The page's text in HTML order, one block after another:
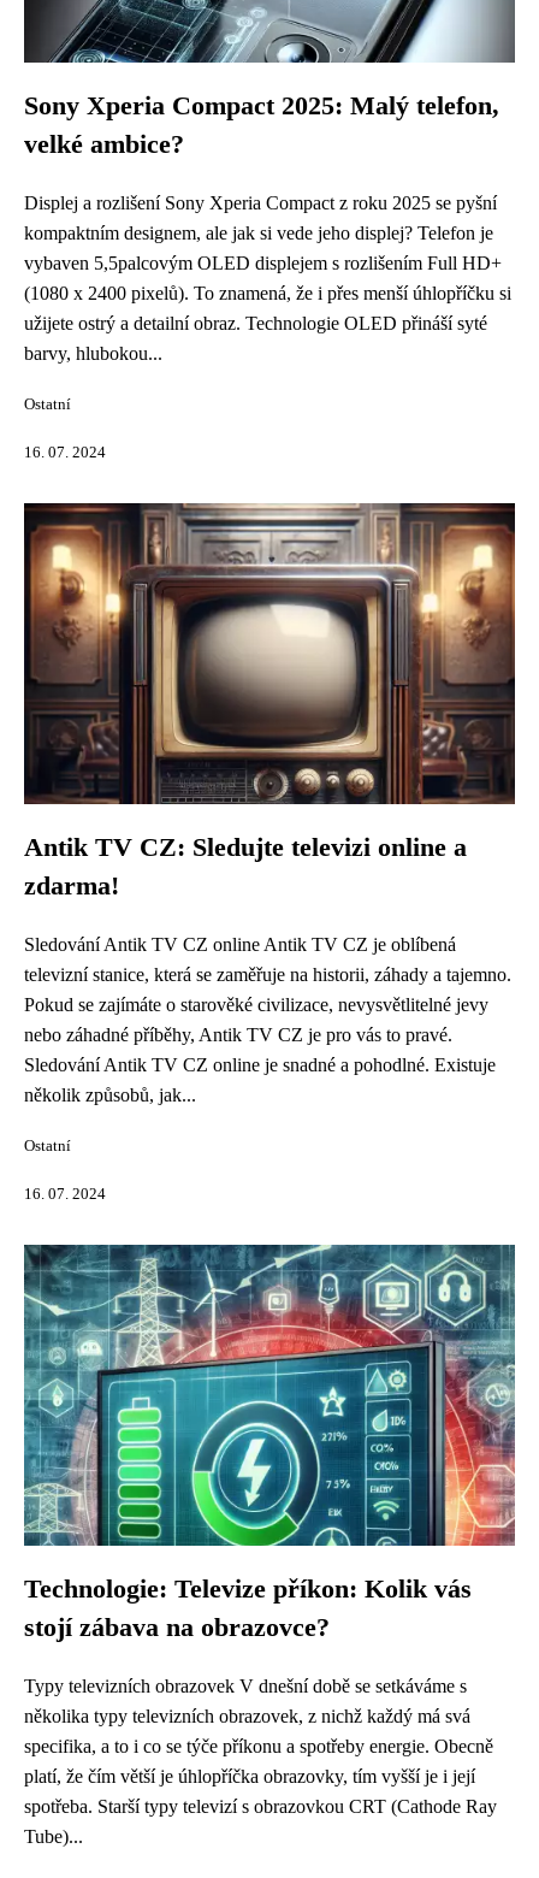
Sony Xperia Compact 2025: Malý telefon,
velké ambice?
Displej a rozlišení Sony Xperia Compact z roku 2025 se pyšní
kompaktním designem, ale jak si vede jeho displej? Telefon je
vybaven 5,5palcovým OLED displejem s rozlišením Full HD+
(1080 x 2400 pixelů). To znamená, že i přes menší úhlopříčku si
užijete ostrý a detailní obraz. Technologie OLED přináší syté
barvy, hlubokou...
Ostatní
16. 07. 2024
Antik TV CZ: Sledujte televizi online a
zdarma!
Sledování Antik TV CZ online Antik TV CZ je oblíbená
televizní stanice, která se zaměřuje na historii, záhady a tajemno.
Pokud se zajímáte o starověké civilizace, nevysvětlitelné jevy
nebo záhadné příběhy, Antik TV CZ je pro vás to pravé.
Sledování Antik TV CZ online je snadné a pohodlné. Existuje
několik způsobů, jak...
Ostatní
16. 07. 2024
Technologie: Televize příkon: Kolik vás
stojí zábava na obrazovce?
Typy televizních obrazovek V dnešní době se setkáváme s
několika typy televizních obrazovek, z nichž každý má svá
specifika, a to i co se týče příkonu a spotřeby energie. Obecně
platí, že čím větší je úhlopříčka obrazovky, tím vyšší je i její
spotřeba. Starší typy televizí s obrazovkou CRT (Cathode Ray
Tube)...